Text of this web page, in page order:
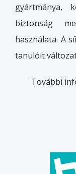
gyártmánya,
biztonság
használata. A
tanulóit
További